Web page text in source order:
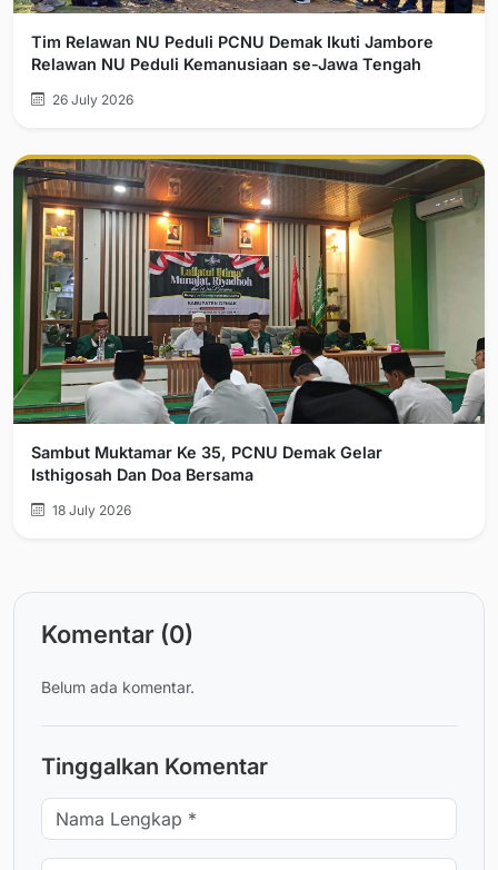
Tim Relawan NU Peduli PCNU Demak Ikuti Jambore
Relawan NU Peduli Kemanusiaan se-Jawa Tengah
26 July 2026
Sambut Muktamar Ke 35, PCNU Demak Gelar
Isthigosah Dan Doa Bersama
18 July 2026
Komentar (0)
Belum ada komentar.
Tinggalkan Komentar